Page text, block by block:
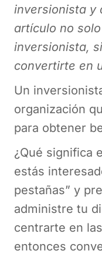
inversionista y
artículo no
inversionista,
convertirte en
Un
organización
para obtener
¿Qué significa
estás
pestañas” y
administre tu
centrarte en
entonces